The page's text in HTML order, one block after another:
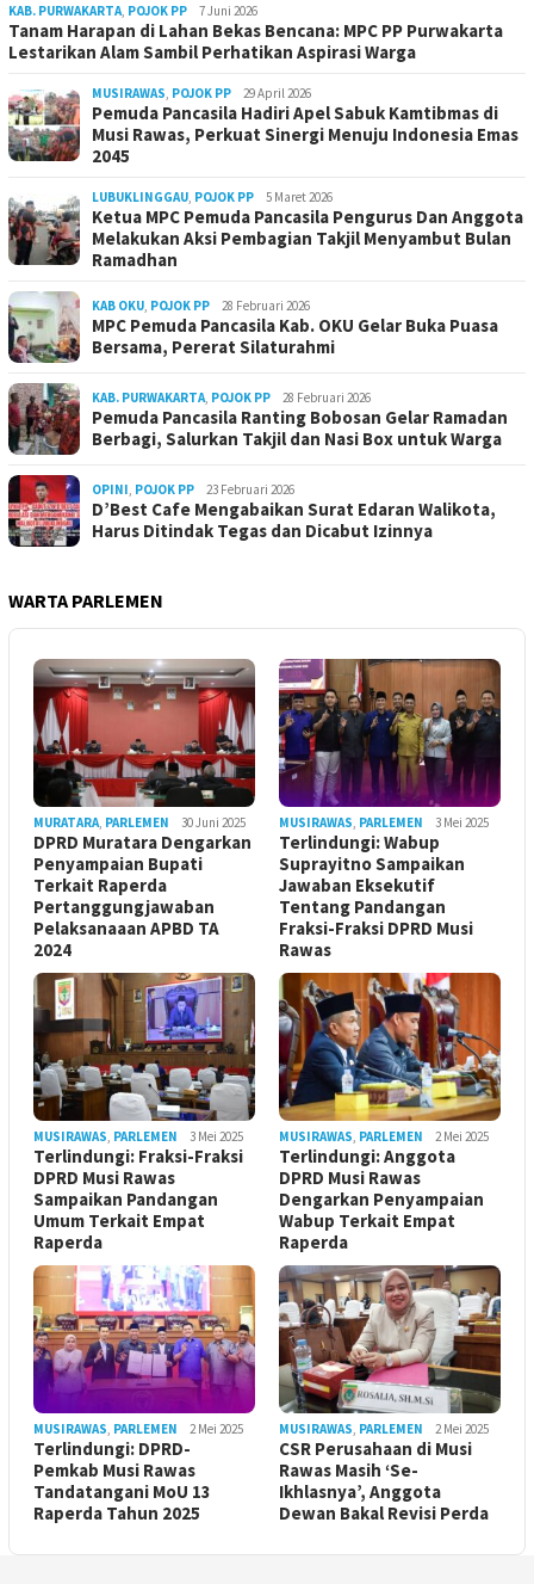
KAB. PURWAKARTA POJOK PP 7 Juni 2026
Tanam Harapan di Lahan Bekas Bencana: MPC PP Purwakarta
Lestarikan Alam Sambil Perhatikan Aspirasi Warga
MUSIRAWAS POJOK PP 29 April 2026
Pemuda Pancasila Hadiri Apel Sabuk Kamtibmas di
Musi Rawas, Perkuat Sinergi Menuju Indonesia Emas
2045
LUBUKLINGGAU POJOK PP 5 Maret 2026
Ketua MPC Pemuda Pancasila Pengurus Dan Anggota
Melakukan Aksi Pembagian Takjil Menyambut Bulan
Ramadhan
KAB OKU POJOK PP 28 Februari 2026
MPC Pemuda Pancasila Kab. OKU Gelar Buka Puasa
Bersama, Pererat Silaturahmi
KAB. PURWAKARTA POJOK PP 28 Februari 2026
Pemuda Pancasila Ranting Bobosan Gelar Ramadan
Berbagi, Salurkan Takjil dan Nasi Box untuk Warga
OPINI POJOK PP 23 Februari 2026
D’Best Cafe Mengabaikan Surat Edaran Walikota,
Harus Ditindak Tegas dan Dicabut Izinnya
WARTA PARLEMEN
MURATARA PARLEMEN 30 Juni 2025
DPRD Muratara Dengarkan
Penyampaian Bupati
Terkait Raperda
Pertanggungjawaban
Pelaksanaaan APBD TA
2024
MUSIRAWAS PARLEMEN 3 Mei 2025
Terlindungi: Wabup
Suprayitno Sampaikan
Jawaban Eksekutif
Tentang Pandangan
Fraksi-Fraksi DPRD Musi
Rawas
MUSIRAWAS PARLEMEN 3 Mei 2025
Terlindungi: Fraksi-Fraksi
DPRD Musi Rawas
Sampaikan Pandangan
Umum Terkait Empat
Raperda
MUSIRAWAS PARLEMEN 2 Mei 2025
Terlindungi: Anggota
DPRD Musi Rawas
Dengarkan Penyampaian
Wabup Terkait Empat
Raperda
MUSIRAWAS PARLEMEN 2 Mei 2025
Terlindungi: DPRD-
Pemkab Musi Rawas
Tandatangani MoU 13
Raperda Tahun 2025
MUSIRAWAS PARLEMEN 2 Mei 2025
CSR Perusahaan di Musi
Rawas Masih ‘Se-
Ikhlasnya’, Anggota
Dewan Bakal Revisi Perda ‎